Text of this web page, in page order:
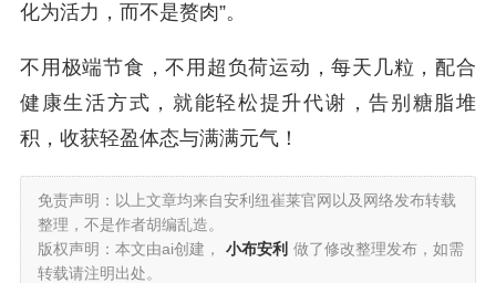
化为活力，而不是赘肉”。
不用极端节食，不用超负荷运动，每天几粒，配合
健康生活方式，就能轻松提升代谢，告别糖脂堆
积，收获轻盈体态与满满元气！
免责声明：以上文章均来自安利纽崔莱官网以及网络发布转载
整理，不是作者胡编乱造。
版权声明：本文由ai创建，
小布安利 做了修改整理发布，如需
转载请注明出处。